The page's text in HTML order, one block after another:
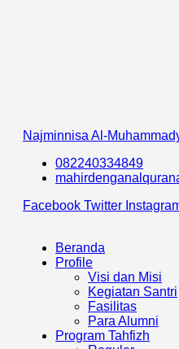
Najminnisa Al-
082240334849
Facebook Twitter
Beranda
Profile
Visi dan Misi
Kegiatan Santri
Fasilitas
Para Alumni
Program Tahfizh